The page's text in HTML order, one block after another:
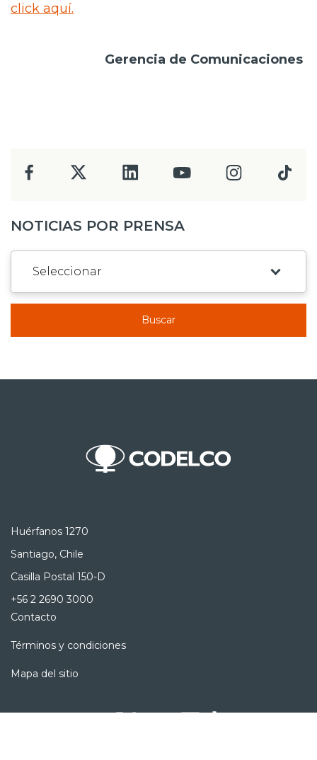
click aquí.
Gerencia de Comunicaciones
NOTICIAS POR PRENSA
Buscar
Huérfanos 1270
Santiago, Chile
Casilla Postal 150-D
+56 2 2690 3000
Contacto
Términos y condiciones
Mapa del sitio